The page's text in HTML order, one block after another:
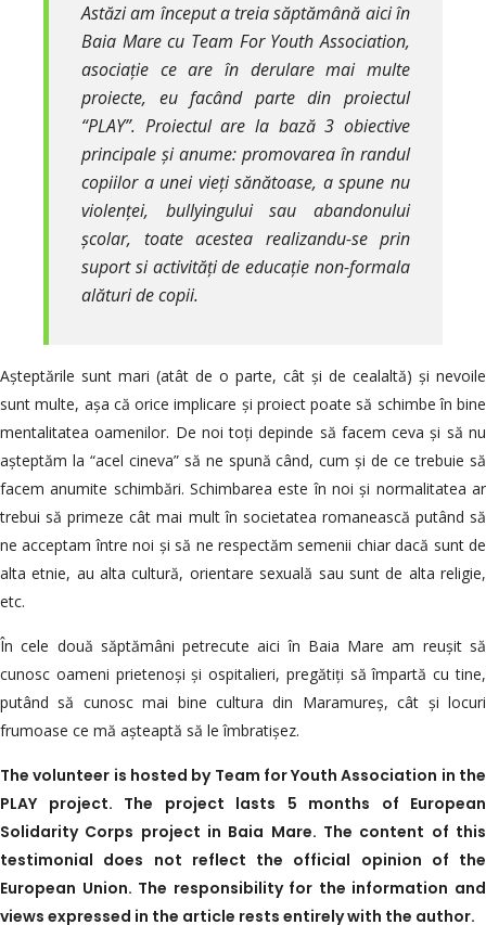
Astăzi am început a treia săptămână aici în
Baia Mare cu Team For Youth Association,
asociație ce are în derulare mai multe
proiecte, eu facând parte din proiectul
“PLAY”. Proiectul are la bază 3 obiective
principale și anume: promovarea în randul
copiilor a unei vieți sănătoase, a spune nu
violenței, bullyingului sau abandonului
școlar, toate acestea realizandu-se prin
suport si activități de educație non-formala
alături de copii.
Așteptările sunt mari (atât de o parte, cât și de cealaltă) și nevoile
sunt multe, așa că orice implicare și proiect poate să schimbe în bine
mentalitatea oamenilor. De noi toți depinde să facem ceva și să nu
așteptăm la “acel cineva” să ne spună când, cum și de ce trebuie să
facem anumite schimbări. Schimbarea este în noi și normalitatea ar
trebui să primeze cât mai mult în societatea romanească putând să
ne acceptam între noi și să ne respectăm semenii chiar dacă sunt de
alta etnie, au alta cultură, orientare sexuală sau sunt de alta religie,
etc.
În cele două săptămâni petrecute aici în Baia Mare am reușit să
cunosc oameni prietenoși și ospitalieri, pregătiți să împartă cu tine,
putând să cunosc mai bine cultura din Maramureș, cât și locuri
frumoase ce mă așteaptă să le îmbratișez.
The volunteer is hosted by Team for Youth Association in the
PLAY project. The project lasts 5 months of European
Solidarity Corps project in Baia Mare. The content of this
testimonial does not reflect the official opinion of the
European Union. The responsibility for the information and
views expressed in the article rests entirely with the author.